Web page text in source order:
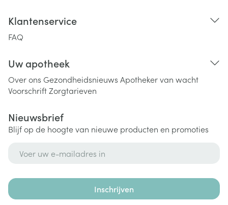
Klantenservice
FAQ
Uw apotheek
Over ons Gezondheidsnieuws Apotheker van wacht
VoorschriftZorgtarieven
Nieuwsbrief
Blijf op de hoogte van nieuwe producten en promoties
Inschrijven